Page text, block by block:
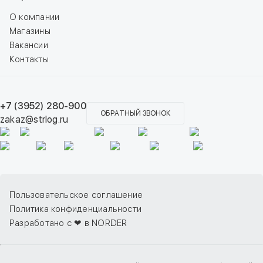
О компании
Магазины
Вакансии
Контакты
+7 (3952) 280-900
zakaz@strlog.ru
ОБРАТНЫЙ ЗВОНОК
Пользовательское соглашение
Политика конфиденциальности
Разработано с ❤ в NORDER